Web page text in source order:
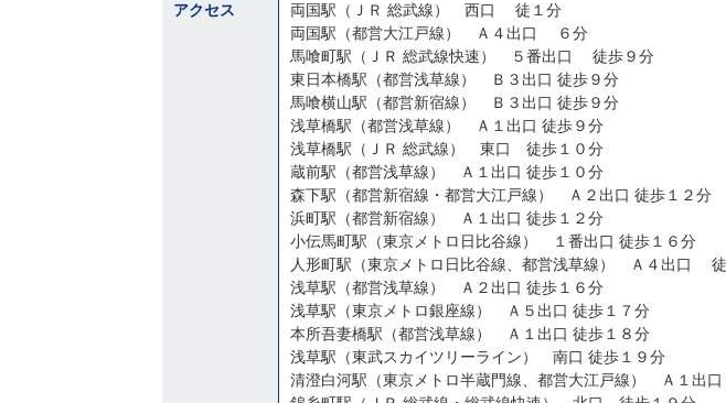
アクセス
両国駅（ＪＲ 総武線） 西口 徒１分
両国駅（都営大江戸線） Ａ４出口 ６分
馬喰町駅（ＪＲ 総武線快速） ５番出口 徒歩９分
東日本橋駅（都営浅草線） Ｂ３出口 徒歩９分
馬喰横山駅（都営新宿線） Ｂ３出口 徒歩９分
浅草橋駅（都営浅草線） Ａ１出口 徒歩９分
浅草橋駅（ＪＲ 総武線） 東口 徒歩１０分
蔵前駅（都営浅草線） Ａ１出口 徒歩１０分
森下駅（都営新宿線・都営大江戸線） Ａ２出口 徒歩１２分
浜町駅（都営新宿線） Ａ１出口 徒歩１２分
小伝馬町駅（東京メトロ日比谷線） １番出口 徒歩１６分
人形町駅（東京メトロ日比谷線、都営浅草線） Ａ４出口
浅草駅（都営浅草線） Ａ２出口 徒歩１６分
浅草駅（東京メトロ銀座線） Ａ５出口 徒歩１７分
本所吾妻橋駅（都営浅草線） Ａ１出口 徒歩１８分
浅草駅（東武スカイツリーライン） 南口 徒歩１９分